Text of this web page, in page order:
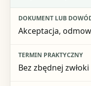
Akceptacja,
Bez zbędnej zwłoki